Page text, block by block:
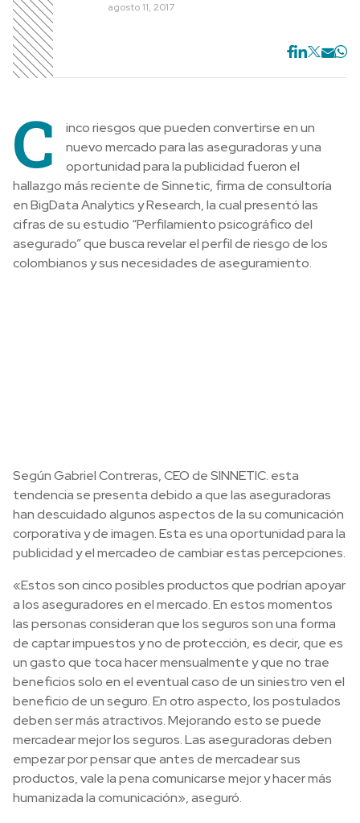
agosto 11, 2017
C
inco riesgos que pueden convertirse en un
nuevo mercado para las aseguradoras y una
oportunidad para la publicidad fueron el
hallazgo más reciente de Sinnetic, firma de consultoría
en BigData Analytics y Research, la cual presentó las
cifras de su estudio “Perfilamiento psicográfico del
asegurado” que busca revelar el perfil de riesgo de los
colombianos y sus necesidades de aseguramiento.
Según Gabriel Contreras, CEO de SINNETIC. esta
tendencia se presenta debido a que las aseguradoras
han descuidado algunos aspectos de la su comunicación
corporativa y de imagen. Esta es una oportunidad para la
publicidad y el mercadeo de cambiar estas percepciones.
«Estos son cinco posibles productos que podrían apoyar
a los aseguradores en el mercado. En estos momentos
las personas consideran que los seguros son una forma
de captar impuestos y no de protección, es decir, que es
un gasto que toca hacer mensualmente y que no trae
beneficios solo en el eventual caso de un siniestro ven el
beneficio de un seguro. En otro aspecto, los postulados
deben ser más atractivos. Mejorando esto se puede
mercadear mejor los seguros. Las aseguradoras deben
empezar por pensar que antes de mercadear sus
productos, vale la pena comunicarse mejor y hacer más
humanizada la comunicación», aseguró.